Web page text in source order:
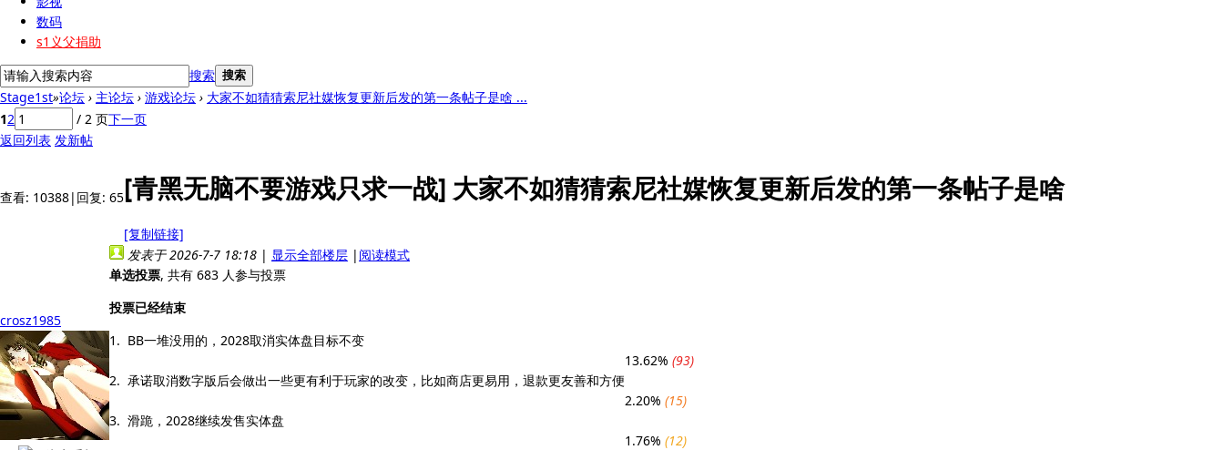
数码
s1义父捐助
搜索 搜索
Stage1st»论坛 › 主论坛 › 游戏论坛 › 大家不如猜猜索尼社媒恢复更新后发的第一条帖子是啥 ...
12 / 2 页下一页
返回列表 发新帖
查看: 10388| 回复: 65[青黑无脑不要游戏只求一战] 大家不如猜猜索尼社媒恢复更新后发的第一条帖子是啥
[复制链接]
crosz1985
发表于 2026-7-7 18:18 | 显示全部楼层 | 阅读模式
单选投票, 共有 683 人参与投票
投票已经结束
1. BB一堆没用的，2028取消实体盘目标不变
13.62% (93)
2. 承诺取消数字版后会做出一些更有利于玩家的改变，比如商店更易用，退款更友善和方便
2.20% (15)
3. 滑跪，2028继续发售实体盘
1.76% (12)